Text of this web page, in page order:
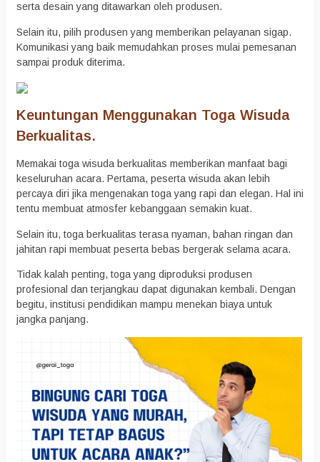
serta desain yang ditawarkan oleh produsen.
Selain itu, pilih produsen yang memberikan pelayanan sigap.
Komunikasi yang baik memudahkan proses mulai pemesanan
sampai produk diterima.
Keuntungan Menggunakan Toga Wisuda
Berkualitas.
Memakai toga wisuda berkualitas memberikan manfaat bagi
keseluruhan acara. Pertama, peserta wisuda akan lebih
percaya diri jika mengenakan toga yang rapi dan elegan. Hal ini
tentu membuat atmosfer kebanggaan semakin kuat.
Selain itu, toga berkualitas terasa nyaman, bahan ringan dan
jahitan rapi membuat peserta bebas bergerak selama acara.
Tidak kalah penting, toga yang diproduksi produsen
profesional dan terjangkau dapat digunakan kembali. Dengan
begitu, institusi pendidikan mampu menekan biaya untuk
jangka panjang.